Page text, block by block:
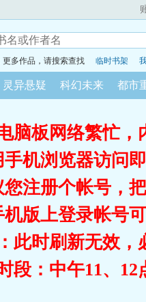
更多作品，请搜索查找 临时书架
灵异悬疑 科幻未来 都市
脑板网络繁忙
手机浏览器访问
注册个帐号，
版上登录帐号
此时刷新无效，
段：中午11、12